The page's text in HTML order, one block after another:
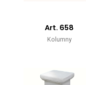
Art. 658
Kolumny